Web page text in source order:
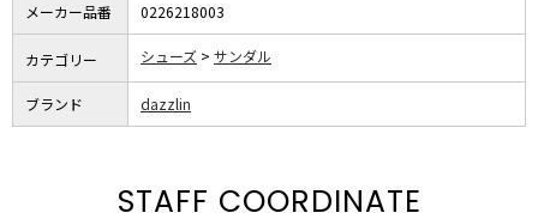
メーカー品番 0226218003
カテゴリー シューズ サンダル
ブランド dazzlin
STAFF COORDINATE